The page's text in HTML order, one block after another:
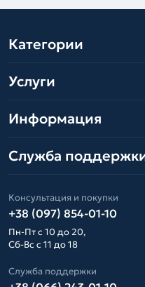
Категории
Услуги
Информация
Служба
Консультация и покупки
+38 (097) 854-01-10
Пн-Пт с 10 до 20,
Сб-Вс с 11 до 18
Служба поддержки